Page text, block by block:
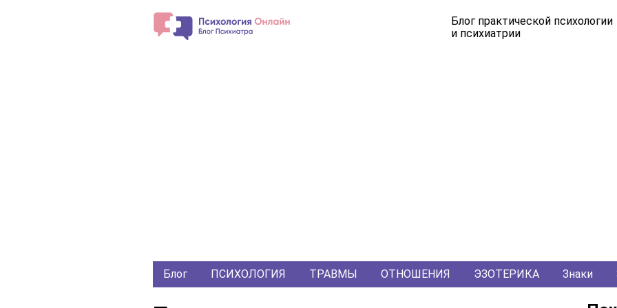
Блог практической психологии
и психиатрии
Блог ПСИХОЛОГИЯ ТРАВМЫ ОТНОШЕНИЯ ЭЗОТЕРИКА Знаки